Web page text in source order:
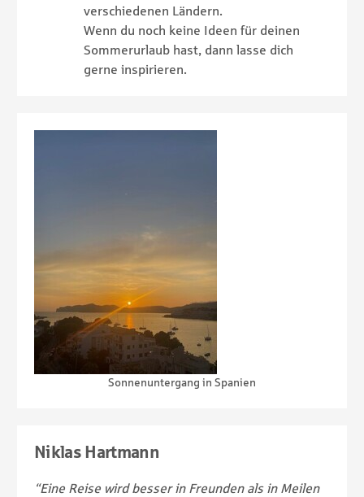
verschiedenen Ländern.
Wenn du noch keine Ideen für deinen
Sommerurlaub hast, dann lasse dich
gerne inspirieren.
Sonnenuntergang in Spanien
Niklas Hartmann
“Eine Reise wird besser in Freunden als in Meilen